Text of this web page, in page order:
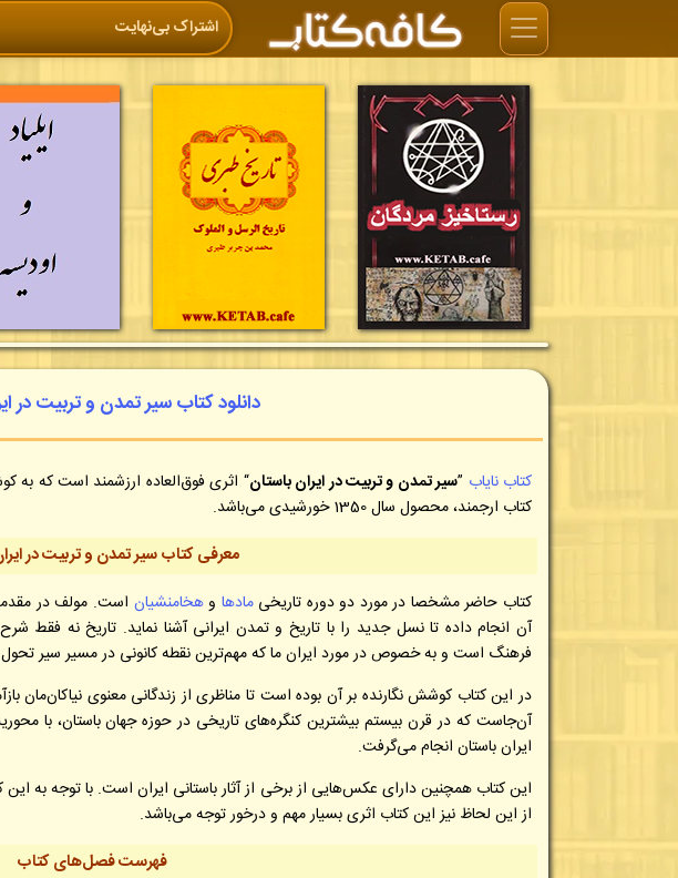
اشتراک بی‌نهایت
دانلود کتاب سیر تمدن و تربیت در
کتاب نایاب ”سیر تمدن و تربیت در ایران باستان“ اثری فوق‌العاده ارزشمند است که به
کتاب ارجمند، محصول سال 1350 خورشیدی می‌باشد.
معرفی کتاب سیر تمدن و تربیت در
کتاب حاضر مشخصا در مورد دو دوره تاریخیمادها وهخامنشیان است. مولف در
آن انجام داده تا نسل جدید را با تاریخ و تمدن ایرانی آشنا نماید. تاریخ نه
فرهنگ است و به خصوص در مورد ایران ما که مهم‌ترین نقطه کانونی در مسیر سیر
در این کتاب کوشش نگارنده بر آن بوده است تا مناظری از زندگانی معنوی نیاکان‌مان
آن‌جاست که در قرن بیستم بیشترین کنگره‌های تاریخی در حوزه جهان باستان، با
ایران باستان انجام می‌گرفت.
این کتاب همچنین دارای عکس‌هایی از برخی از آثار باستانی ایران است. با توجه به
از این لحاظ نیز این کتاب اثری بسیار مهم و درخور توجه می‌باشد.
فهرست فصل‌های کتاب